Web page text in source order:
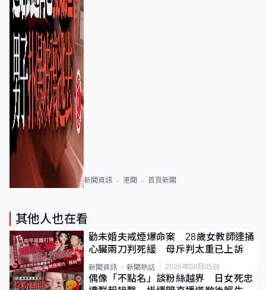
新聞資訊 港聞 首頁新聞
其他人也在看
勸未婚夫戒煙爆命案 28歲女教師連捅
心臟兩刀判死緩 母斥判太重已上訴
新聞資訊 新聞熱話 2026年08月05日
偶像「不點名」談粉絲越界 日女死忠